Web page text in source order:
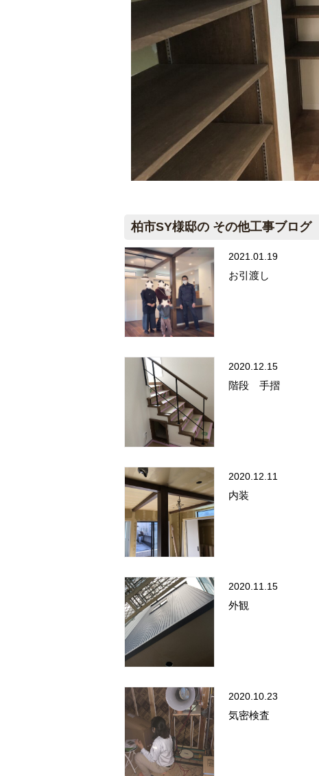
柏市SY様邸の その他工事ブログ
2021.01.19
お引渡し
2020.12.15
階段 手摺
2020.12.11
内装
2020.11.15
外観
2020.10.23
気密検査